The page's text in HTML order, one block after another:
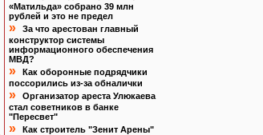
«Матильда» собрано 39 млн
рублей и это не предел
»
За что арестован главный
конструктор системы
информационного обеспечения
МВД?
»
Как оборонные подрядчики
поссорились из-за обналички
»
Организатор ареста Улюкаева
стал советников в банке
"Пересвет"
»
Как строитель "Зенит Арены"